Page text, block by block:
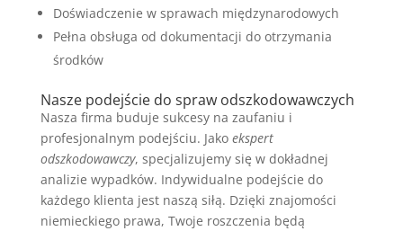
Doświadczenie w sprawach międzynarodowych
Pełna obsługa od dokumentacji do otrzymania
środków
Nasze podejście do spraw odszkodowawczych
Nasza firma buduje sukcesy na zaufaniu i
profesjonalnym podejściu. Jako ekspert
odszkodowawczy, specjalizujemy się w dokładnej
analizie wypadków. Indywidualne podejście do
każdego klienta jest naszą siłą. Dzięki znajomości
niemieckiego prawa, Twoje roszczenia będą